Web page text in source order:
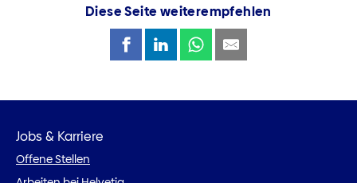
Diese Seite weiterempfehlen
Jobs & Karriere
Offene Stellen